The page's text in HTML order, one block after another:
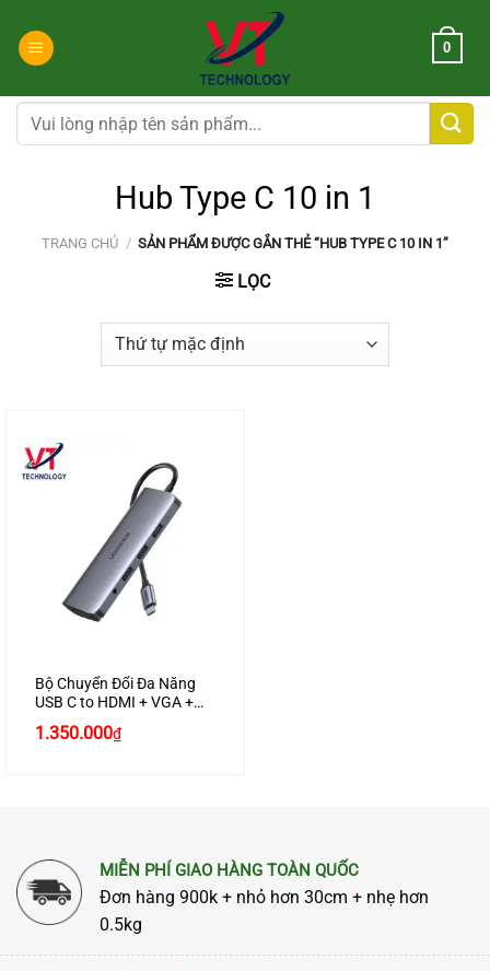
đến
dung
0
Tìm
kiếm:
Hub Type C 10 in 1
TRANG CHỦ / SẢN PHẨM ĐƯỢC GẮN THẺ “HUB TYPE C 10 IN 1”
LỌC
Bộ Chuyển Đổi Đa Năng
USB C to HDMI + VGA +
+ SD/TF + Audio Ugreen
1.350.000₫
MIỄN PHÍ GIAO HÀNG TOÀN QUỐC
Đơn hàng 900k + nhỏ hơn 30cm + nhẹ hơn
0.5kg